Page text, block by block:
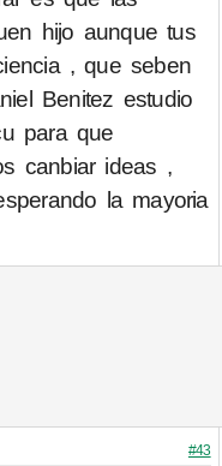
hijo aunque tus
, que seben
Benitez estudio
para que
canbiar ideas ,
la mayoria
#43